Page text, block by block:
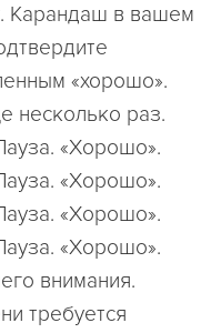
Карандаш в вашем
«хорошо».
несколько раз.
«Хорошо».
«Хорошо».
«Хорошо».
«Хорошо».
внимания.
требуется